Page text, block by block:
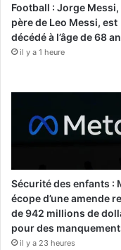
Football : Jorge Messi,
père de Leo Messi, est
décédé à l’âge de 68
il y a 1 heure
Sécurité des enfants :
écope d’une amende
de 942 millions de
pour des
il y a 23 heures